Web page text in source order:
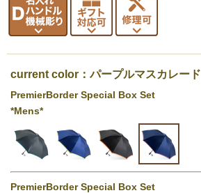
current color：パープルマスカレード
PremierBorder Special Box Set
*Mens*
PremierBorder Special Box Set